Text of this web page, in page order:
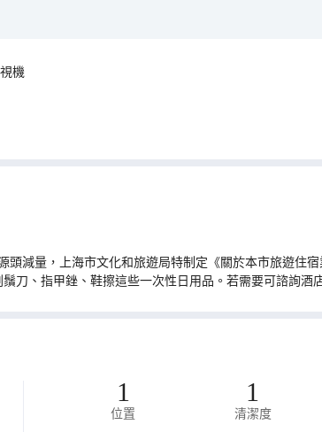
機
減量，上海市文化和旅遊局特制定《關於本市旅遊住
刀、指甲銼、鞋擦這些一次性日用品。若需要可諮詢酒
1
位置
1
清潔度